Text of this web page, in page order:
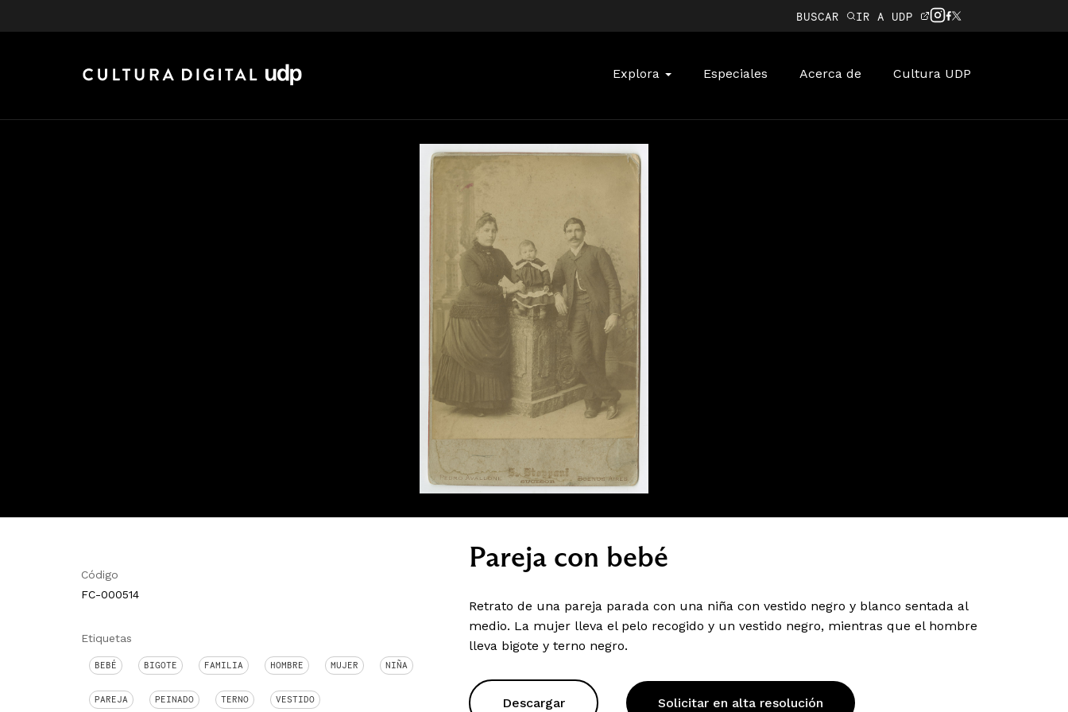
BUSCAR IR A UDP
Explora Especiales Acerca de Cultura UDP
Código
FC-000514
Etiquetas
BEBÉ BIGOTE FAMILIA HOMBRE MUJER NIÑA
PAREJA PEINADO TERNO VESTIDO
Pareja con bebé
Retrato de una pareja parada con una niña con vestido negro y blanco sentada al
medio. La mujer lleva el pelo recogido y un vestido negro, mientras que el hombre
lleva bigote y terno negro.
Descargar Solicitar en alta resolución